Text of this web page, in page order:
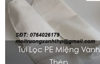
Túi Lọc PE Miệng Vành